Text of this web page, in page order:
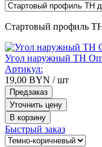
Стартовый профиль
Угол наружный ТН
Артикул:
19,00 BYN / шт
Предзаказ
Уточнить цену
В корзину
Быстрый заказ